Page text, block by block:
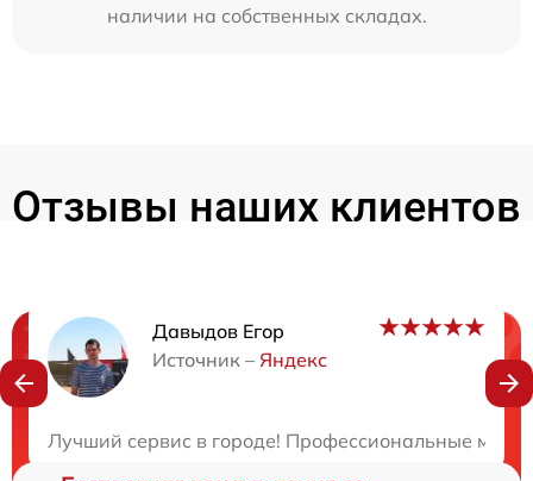
наличии на собственных складах.
Отзывы наших клиентов
Давыдов Егор
Источник – Яндекс
Лучший сервис в городе! Профессиональные
Нужна консультация?